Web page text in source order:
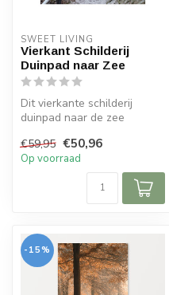
SWEET LIVING
Vierkant Schilderij
Duinpad naar Zee
Dit vierkante schilderij
duinpad naar de zee
Sweet ...
€59,95 €50,96
Op voorraad
-15%